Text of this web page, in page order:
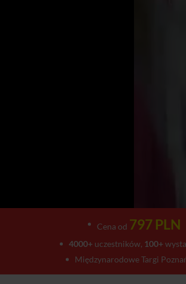
Cena od 797 PLN
4000+uczestników, 100+
Międzynarodowe Targi